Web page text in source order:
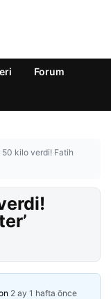
Forum
kilo verdi! Fatih
2 ay 1 hafta önce